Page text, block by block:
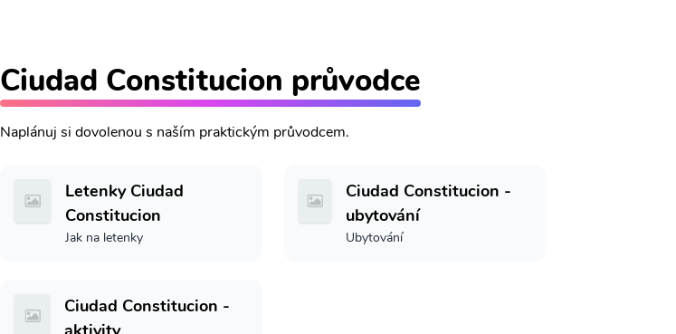
Ciudad Constitucion průvodce
Naplánuj si dovolenou s naším praktickým průvodcem.
Letenky Ciudad
Constitucion
Jak na letenky
Ciudad Constitucion -
ubytování
Ubytování
Ciudad Constitucion -